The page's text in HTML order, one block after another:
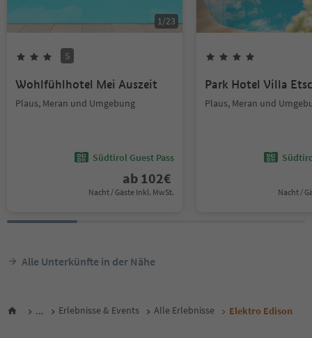
1/23
S
Wohlfühlhotel Mei Auszeit
Plaus, Meran und Umgebung
Südtirol Guest Pass
ab 102€
Nacht / Gäste Inkl. MwSt.
Park Hotel Villa
Plaus, Meran und
Nacht /
Alle Unterkünfte in der Nähe
... Erlebnisse & Events Alle Erlebnisse Elektro Edison